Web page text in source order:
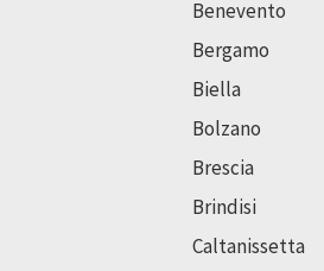
Benevento
Bergamo
Biella
Bolzano
Brescia
Brindisi
Caltanissetta